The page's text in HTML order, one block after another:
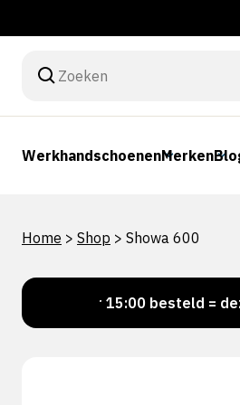
WerkhandschoenenMerken
Home > Shop > Showa 600
Voor 15:00 besteld =